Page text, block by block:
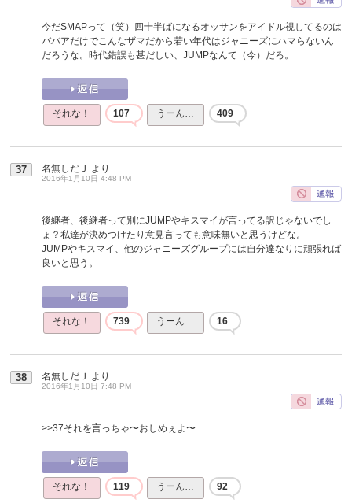
今だSMAPって（笑）四十半ばになるオッサンをアイドル視してるのは
ババアだけでこんなザマだから若い年代はジャニーズにハマらないん
だろうな。時代錯誤も甚だしい、JUMPなんて（今）だろ。
それな！ 107 うーん… 409
37 名無しだＪ より
2016年1月10日 4:48 PM
後継者、後継者って別にJUMPやキスマイが言ってる訳じゃないでし
ょ？私達が決めつけたり意見言っても意味無いと思うけどな。
JUMPやキスマイ、他のジャニーズグループには自分達なりに頑張れば
良いと思う。
それな！ 739 うーん… 16
38 名無しだＪ より
2016年1月10日 7:48 PM
>>37それを言っちゃ〜おしめぇよ〜
それな！ 119 うーん… 92